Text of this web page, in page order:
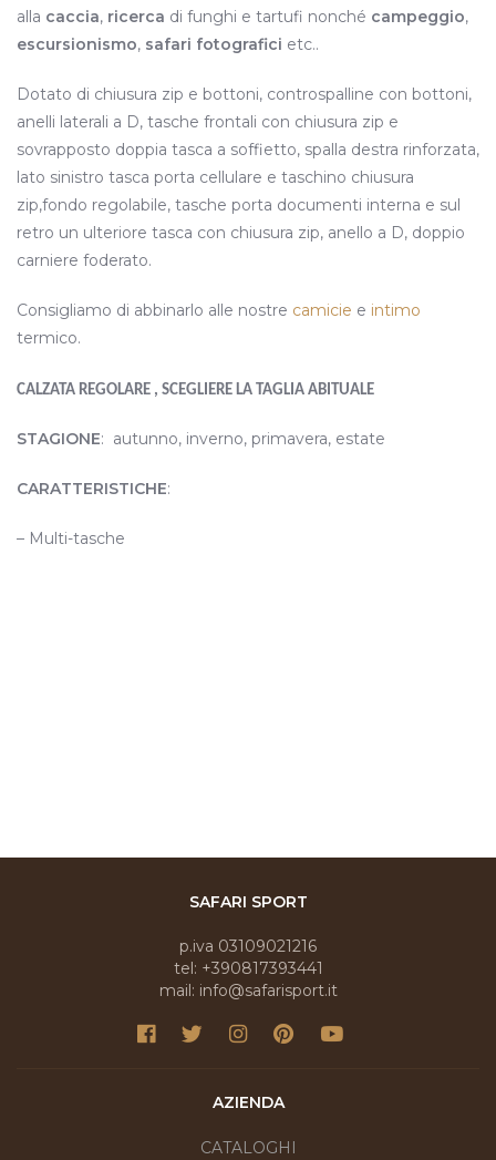
alla caccia, ricerca di funghi e tartufi nonché campeggio,
escursionismo, safari fotografici etc..
Dotato di chiusura zip e bottoni, controspalline con bottoni,
anelli laterali a D, tasche frontali con chiusura zip e
sovrapposto doppia tasca a soffietto, spalla destra rinforzata,
lato sinistro tasca porta cellulare e taschino chiusura
zip,fondo regolabile, tasche porta documenti interna e sul
retro un ulteriore tasca con chiusura zip, anello a D, doppio
carniere foderato.
Consigliamo di abbinarlo alle nostre camicie e intimo
termico.
CALZATA REGOLARE , SCEGLIERE LA TAGLIA ABITUALE
STAGIONE: autunno, inverno, primavera, estate
CARATTERISTICHE:
– Multi-tasche
SAFARI SPORT
p.iva 03109021216
tel: +390817393441
mail: info@safarisport.it
AZIENDA
CATALOGHI